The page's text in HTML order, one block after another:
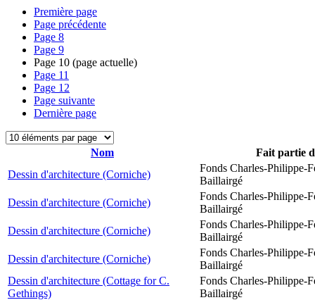
Première page
Page précédente
Page 8
Page 9
Page 10 (page actuelle)
Page 11
Page 12
Page suivante
Dernière page
Nom
Fait partie
Dessin d'architecture (Corniche)
Fonds Charles-Philippe-
Baillairgé
Dessin d'architecture (Corniche)
Fonds Charles-Philippe-
Baillairgé
Dessin d'architecture (Corniche)
Fonds Charles-Philippe-
Baillairgé
Dessin d'architecture (Corniche)
Fonds Charles-Philippe-
Baillairgé
Dessin d'architecture (Cottage for C.
Gethings)
Fonds Charles-Philippe-
Baillairgé